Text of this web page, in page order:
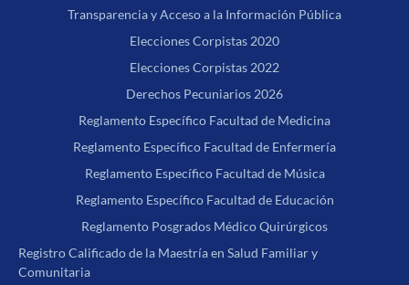
Transparencia y Acceso a la Información Pública
Elecciones Corpistas 2020
Elecciones Corpistas 2022
Derechos Pecuniarios 2026
Reglamento Específico Facultad de Medicina
Reglamento Específico Facultad de Enfermería
Reglamento Específico Facultad de Música
Reglamento Específico Facultad de Educación
Reglamento Posgrados Médico Quirúrgicos
Registro Calificado de la Maestría en Salud Familiar y
Comunitaria